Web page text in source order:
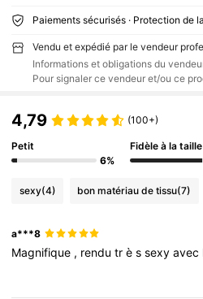
Paiements sécurisés · Protection de
Vendu et expédié par le vendeur
Informations et obligations du
Pour signaler ce vendeur et/ou ce
4,79 (100+)
Petit
6%
Fidèle à la taille
sexy(4) bon matériau de tissu(7)
a***8
Magnifique , rendutrèssexyavec